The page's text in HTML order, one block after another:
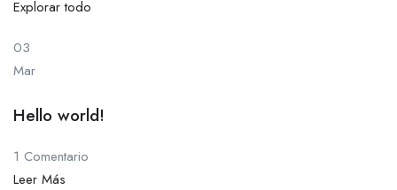
Explorar todo
03
Mar
Hello world!
1 Comentario
Leer Más